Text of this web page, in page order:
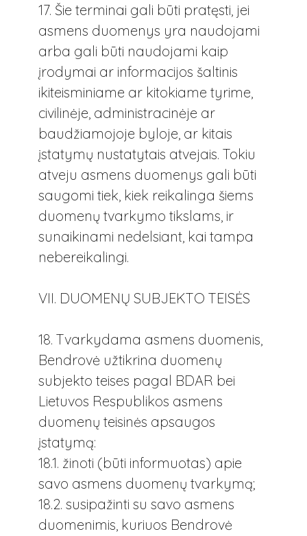
17. Šie terminai gali būti pratęsti, jei
asmens duomenys yra naudojami
arba gali būti naudojami kaip
įrodymai ar informacijos šaltinis
ikiteisminiame ar kitokiame tyrime,
civilinėje, administracinėje ar
baudžiamojoje byloje, ar kitais
įstatymų nustatytais atvejais. Tokiu
atveju asmens duomenys gali būti
saugomi tiek, kiek reikalinga šiems
duomenų tvarkymo tikslams, ir
sunaikinami nedelsiant, kai tampa
nebereikalingi.
VII. DUOMENŲ SUBJEKTO TEISĖS
18. Tvarkydama asmens duomenis,
Bendrovė užtikrina duomenų
subjekto teises pagal BDAR bei
Lietuvos Respublikos asmens
duomenų teisinės apsaugos
įstatymą:
18.1. žinoti (būti informuotas) apie
savo asmens duomenų tvarkymą;
18.2. susipažinti su savo asmens
duomenimis, kuriuos Bendrovė